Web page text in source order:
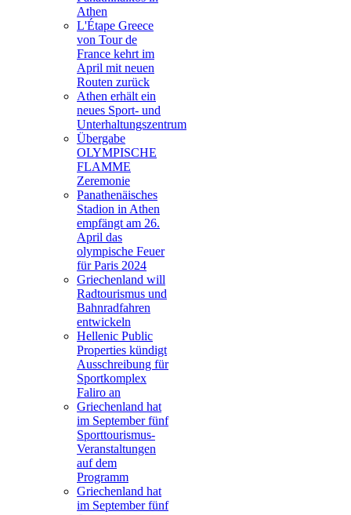
Athen
L'Étape Greece
von Tour de
France kehrt im
April mit neuen
Routen zurück
Athen erhält ein
neues Sport- und
Unterhaltungszentrum
Übergabe
OLYMPISCHE
FLAMME
Zeremonie
Panathenäisches
Stadion in Athen
empfängt am 26.
April das
olympische Feuer
für Paris 2024
Griechenland will
Radtourismus und
Bahnradfahren
entwickeln
Hellenic Public
Properties kündigt
Ausschreibung für
Sportkomplex
Faliro an
Griechenland hat
im September fünf
Sporttourismus-
Veranstaltungen
auf dem
Programm
Griechenland hat
im September fünf